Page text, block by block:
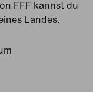
FFF kannst du
Landes.